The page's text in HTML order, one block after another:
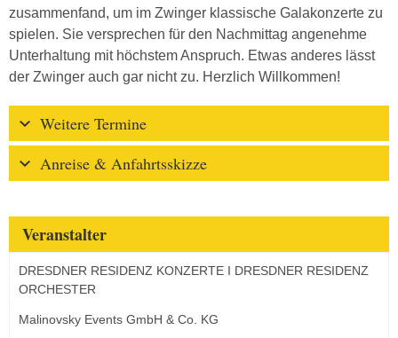
zusammenfand, um im Zwinger klassische Galakonzerte zu
spielen. Sie versprechen für den Nachmittag angenehme
Unterhaltung mit höchstem Anspruch. Etwas anderes lässt
der Zwinger auch gar nicht zu. Herzlich Willkommen!
Weitere Termine
Anreise & Anfahrtsskizze
Veranstalter
DRESDNER RESIDENZ KONZERTE I DRESDNER RESIDENZ
ORCHESTER
Malinovsky Events GmbH & Co. KG